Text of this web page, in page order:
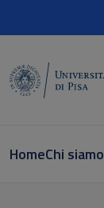
HomeChi siamo